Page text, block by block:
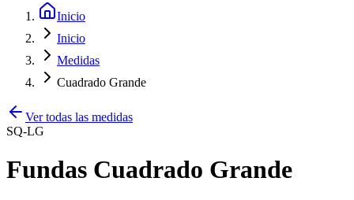
Inicio
Inicio
Medidas
Cuadrado Grande
Ver todas las medidas
SQ-LG
Fundas Cuadrado Grande